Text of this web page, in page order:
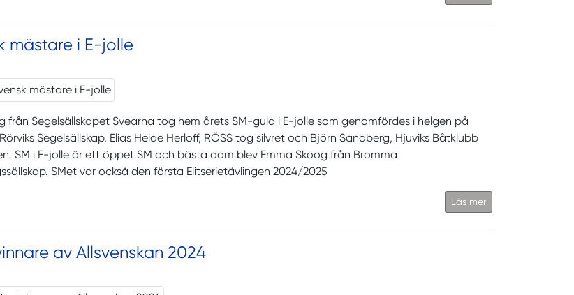
mästare i E-jolle
från Segelsällskapet Svearna tog hem årets SM-guld i E-jolle som genomfördes i helgen på
Segelsällskap. Elias Heide Herloff, RÖSS tog silvret och Björn Sandberg, Hjuviks Båtklubb
SM i E-jolle är ett öppet SM och bästa dam blev Emma Skoog från Bromma
SMet var också den första Elitserietävlingen 2024/2025
Läs mer
av Allsvenskan 2024